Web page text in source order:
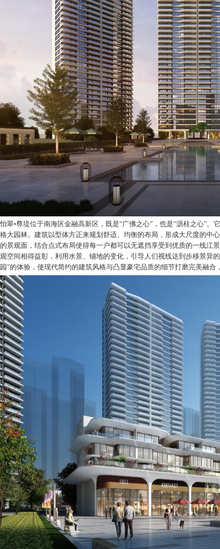
怡翠•尊堤位于南海区金融高新区，既是“广佛之心”，也是“沥桂之心”
格大园林。建筑以型体方正来规划舒适、均衡的布局，形成大尺度的中
的景观面，结合点式布局使得每一户都可以无遮挡享受到优质的一线江
观空间相得益彰，利用水景、铺地的变化，引导人们视线达到步移景异
园”的体验，使现代简约的建筑风格与凸显豪宅品质的细节打磨完美融合